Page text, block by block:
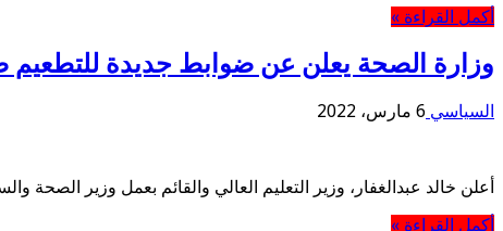
أكمل القراءة »
وزارة الصحة يعلن عن ضوابط جديدة للتطعيم
السياسي 6 مارس، 2022
أعلن خالد عبدالغفار، وزير التعليم العالي والقائم بعمل وزير الصحة
أكمل القراءة »